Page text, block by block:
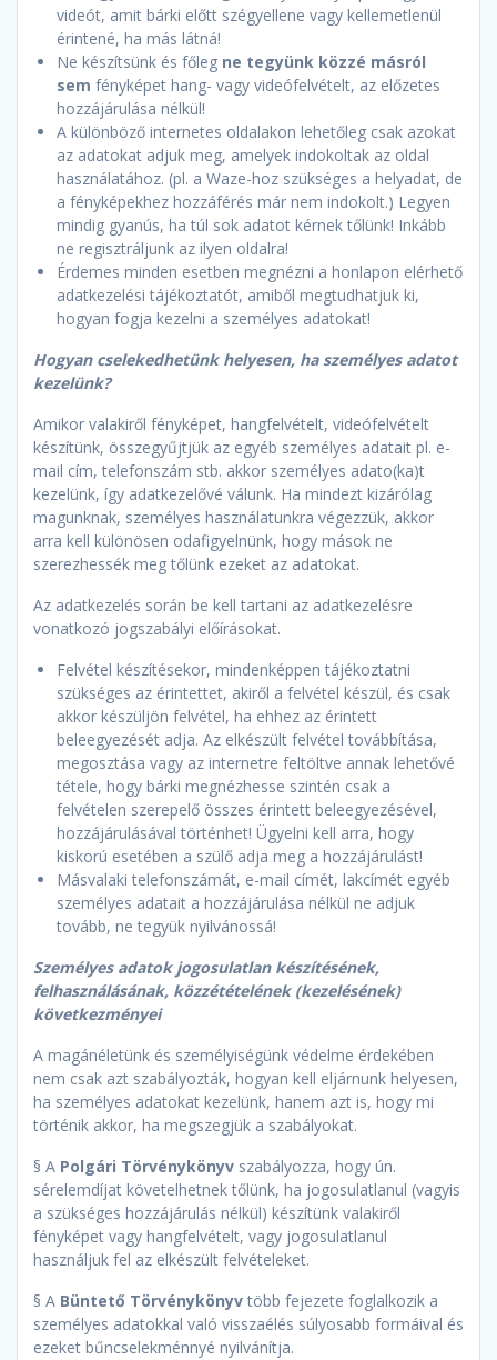
videót, amit bárki előtt szégyellene vagy kellemetlenül
érintené, ha más látná!
Ne készítsünk és főleg ne tegyünk közzé másról
sem fényképet hang- vagy videófelvételt, az előzetes
hozzájárulása nélkül!
A különböző internetes oldalakon lehetőleg csak azokat
az adatokat adjuk meg, amelyek indokoltak az oldal
használatához. (pl. a Waze-hoz szükséges a helyadat, de
a fényképekhez hozzáférés már nem indokolt.) Legyen
mindig gyanús, ha túl sok adatot kérnek tőlünk! Inkább
ne regisztráljunk az ilyen oldalra!
Érdemes minden esetben megnézni a honlapon elérhető
adatkezelési tájékoztatót, amiből megtudhatjuk ki,
hogyan fogja kezelni a személyes adatokat!
Hogyan cselekedhetünk helyesen, ha személyes adatot
kezelünk?
Amikor valakiről fényképet, hangfelvételt, videófelvételt
készítünk, összegyűjtjük az egyéb személyes adatait pl. e-
mail cím, telefonszám stb. akkor személyes adato(ka)t
kezelünk, így adatkezelővé válunk. Ha mindezt kizárólag
magunknak, személyes használatunkra végezzük, akkor
arra kell különösen odafigyelnünk, hogy mások ne
szerezhessék meg tőlünk ezeket az adatokat.
Az adatkezelés során be kell tartani az adatkezelésre
vonatkozó jogszabályi előírásokat.
Felvétel készítésekor, mindenképpen tájékoztatni
szükséges az érintettet, akiről a felvétel készül, és csak
akkor készüljön felvétel, ha ehhez az érintett
beleegyezését adja. Az elkészült felvétel továbbítása,
megosztása vagy az internetre feltöltve annak lehetővé
tétele, hogy bárki megnézhesse szintén csak a
felvételen szerepelő összes érintett beleegyezésével,
hozzájárulásával történhet! Ügyelni kell arra, hogy
kiskorú esetében a szülő adja meg a hozzájárulást!
Másvalaki telefonszámát, e-mail címét, lakcímét egyéb
személyes adatait a hozzájárulása nélkül ne adjuk
tovább, ne tegyük nyilvánossá!
Személyes adatok jogosulatlan készítésének,
felhasználásának, közzétételének (kezelésének)
következményei
A magánéletünk és személyiségünk védelme érdekében
nem csak azt szabályozták, hogyan kell eljárnunk helyesen,
ha személyes adatokat kezelünk, hanem azt is, hogy mi
történik akkor, ha megszegjük a szabályokat.
§ A Polgári Törvénykönyv szabályozza, hogy ún.
sérelemdíjat követelhetnek tőlünk, ha jogosulatlanul (vagyis
a szükséges hozzájárulás nélkül) készítünk valakiről
fényképet vagy hangfelvételt, vagy jogosulatlanul
használjuk fel az elkészült felvételeket.
§ A Büntető Törvénykönyv több fejezete foglalkozik a
személyes adatokkal való visszaélés súlyosabb formáival és
ezeket bűncselekménnyé nyilvánítja.